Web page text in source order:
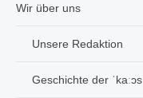
Wir über uns
Unsere Redaktion
Geschichte der ˈkaːɔs